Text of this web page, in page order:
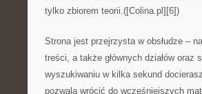
tylko zbiorem teorii.([Colina.pl][6])
Strona jest przejrzysta w obsłudze –
treści, a także głównych działów
wyszukiwaniu w kilka sekund
pozwala wrócić do wcześniejszych